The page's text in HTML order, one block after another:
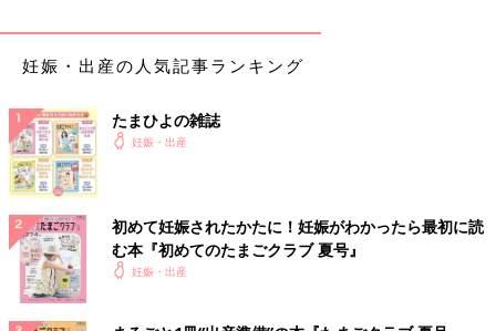
ものです。食事やシャワーのときに必要なグッズもあり。普段の
生活で使っているようなものも多いので、イメージしながら用意
□授乳クッション
□授乳用ブラジャー
□母乳パッド
□入浴グッズ（シャンプー＆リンスやスキンケアグッズなど）
□バスタオル
□洗面グッズ（歯ブラシなど）
□はおりもの
妊娠・出産の人気記事ランキング
たまひよの雑誌
妊娠・出産
初めて妊娠されたかたに！妊娠がわかったら最初に読
む本『初めてのたまごクラブ 夏号』
妊娠・出産